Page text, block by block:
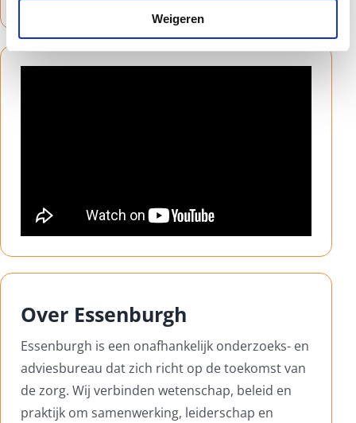
Weigeren
Over Essenburgh
Essenburgh is een onafhankelijk onderzoeks- en
adviesbureau dat zich richt op de toekomst van
de zorg. Wij verbinden wetenschap, beleid en
praktijk om samenwerking, leiderschap en